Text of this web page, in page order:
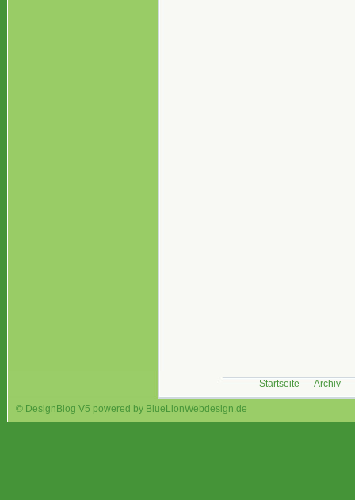
Startseite Archiv
© DesignBlog V5 powered by BlueLionWebdesign.de